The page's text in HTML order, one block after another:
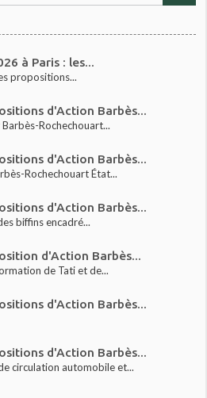
à Paris : les...
propositions...
d'Action Barbès...
Rochechouart...
d'Action Barbès...
Rochechouart État...
d'Action Barbès...
biffins encadré...
d'Action Barbès...
de Tati et de...
d'Action Barbès...
d'Action Barbès...
circulation automobile et...